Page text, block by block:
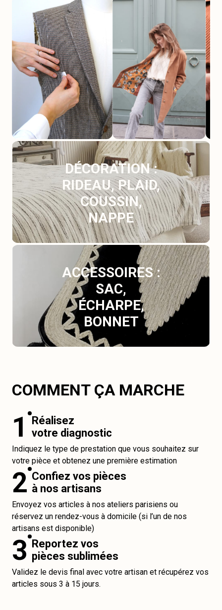
DÉCORATION :
RIDEAU, PLAID,
COUSSIN,
NAPPE
ACCESSOIRES :
SAC,
ÉCHARPE,
BONNET
COMMENT ÇA MARCHE
1
Réalisez
votre diagnostic
Indiquez le type de prestation que vous souhaitez sur
votre pièce et obtenez une première estimation
2 Confiez vos pièces
à nos artisans
Envoyez vos articles à nos ateliers parisiens ou
réservez un rendez-vous à domicile (si l’un de nos
artisans est disponible)
3 Reportez vos
pièces sublimées
Validez le devis final avec votre artisan et récupérez vos
articles sous 3 à 15 jours.